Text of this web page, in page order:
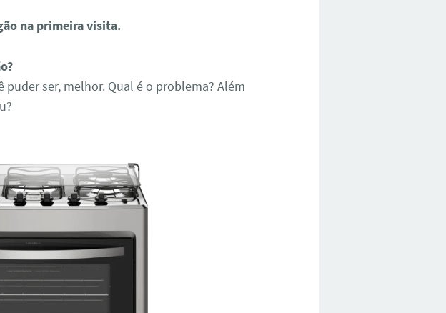
na primeira visita.
ser, melhor. Qual é o problema? Além